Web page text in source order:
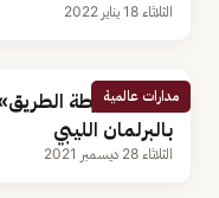
الثلاثاء 18 يناير 2022
مدارات عالمية
لجنة «خارطة
بالبرلمان الليبي
الثلاثاء 28 ديسمبر 2021